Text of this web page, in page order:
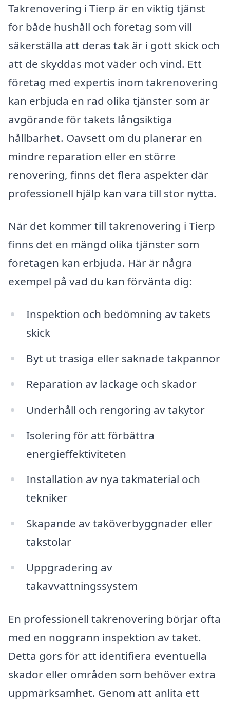
Takrenovering i Tierp är en viktig tjänst
för både hushåll och företag som vill
säkerställa att deras tak är i gott skick och
att de skyddas mot väder och vind. Ett
företag med expertis inom takrenovering
kan erbjuda en rad olika tjänster som är
avgörande för takets långsiktiga
hållbarhet. Oavsett om du planerar en
mindre reparation eller en större
renovering, finns det flera aspekter där
professionell hjälp kan vara till stor nytta.
När det kommer till takrenovering i Tierp
finns det en mängd olika tjänster som
företagen kan erbjuda. Här är några
exempel på vad du kan förvänta dig:
Inspektion och bedömning av takets
skick
Byt ut trasiga eller saknade takpannor
Reparation av läckage och skador
Underhåll och rengöring av takytor
Isolering för att förbättra
energieffektiviteten
Installation av nya takmaterial och
tekniker
Skapande av taköverbyggnader eller
takstolar
Uppgradering av
takavvattningssystem
En professionell takrenovering börjar ofta
med en noggrann inspektion av taket.
Detta görs för att identifiera eventuella
skador eller områden som behöver extra
uppmärksamhet. Genom att anlita ett